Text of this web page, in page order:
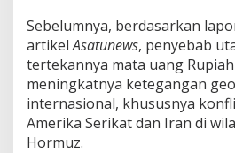
i
S
e
p
a
n
j
Sebelumnya, berdasarkan
artikelAsatunews, penyebab
tertekannya mata uang
meningkatnya ketegangan
internasional, khususnya
Amerika Serikat dan Iran di
Hormuz.